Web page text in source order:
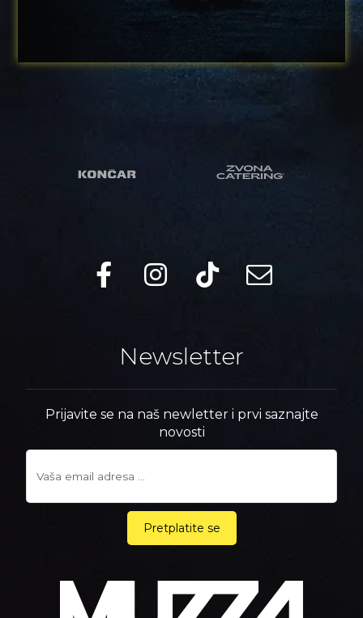
Newsletter
Prijavite se na naš newletter i prvi saznajte
novosti
Pretplatite se